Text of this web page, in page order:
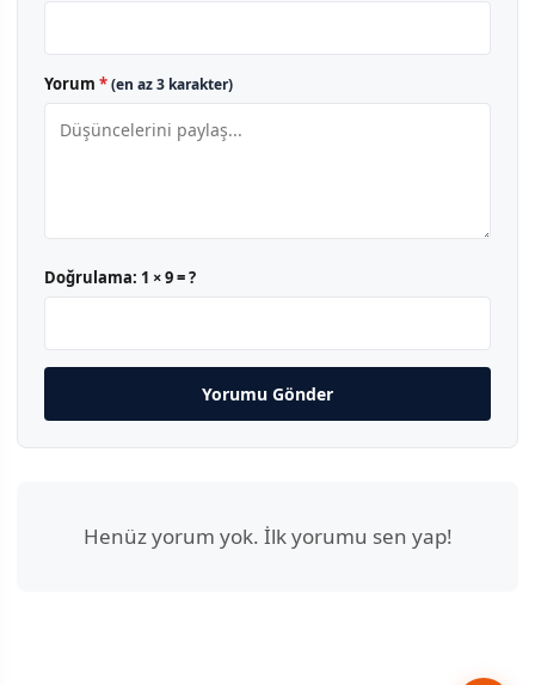
Yorum *(en az 3 karakter)
Doğrulama: 1 × 9 = ?
Yorumu Gönder
Henüz yorum yok. İlk yorumu sen yap!